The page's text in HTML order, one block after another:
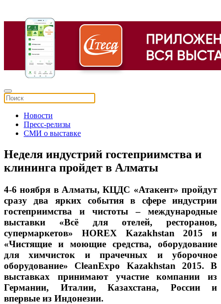
Новости
Пресс-релизы
СМИ о выставке
Неделя индустрий гостеприимства и
клининга пройдет в Алматы
4-6 ноября в Алматы, КЦДС «Атакент» пройдут
сразу два ярких события в сфере индустрии
гостеприимства и чистоты – международные
выставки «Всё для отелей, ресторанов,
супермаркетов» HOREX Kazakhstan 2015 и
«Чистящие и моющие средства, оборудование
для химчисток и прачечных и уборочное
оборудование» CleanExpo Kazakhstan 2015. В
выставках принимают участие компании из
Германии, Италии, Казахстана, России и
впервые из Индонезии.